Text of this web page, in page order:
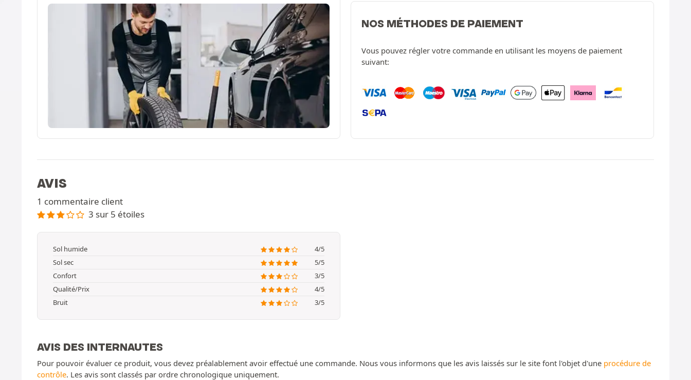
NOS MÉTHODES DE PAIEMENT
Vous pouvez régler votre commande en utilisant les moyens de paiement
suivant:
AVIS
1 commentaire client
3 sur 5 étoiles
Sol humide
4/5
Sol sec
5/5
Confort
3/5
Qualité/Prix
4/5
Bruit
3/5
AVIS DES INTERNAUTES
Pour pouvoir évaluer ce produit, vous devez préalablement avoir effectué une commande. Nous vous informons que les avis laissés sur le site font l'objet d'une procédure de
contrôle. Les avis sont classés par ordre chronologique uniquement.